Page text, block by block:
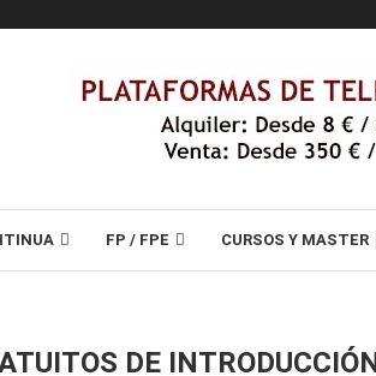
FP / FPE CURSOS Y MASTER
DE